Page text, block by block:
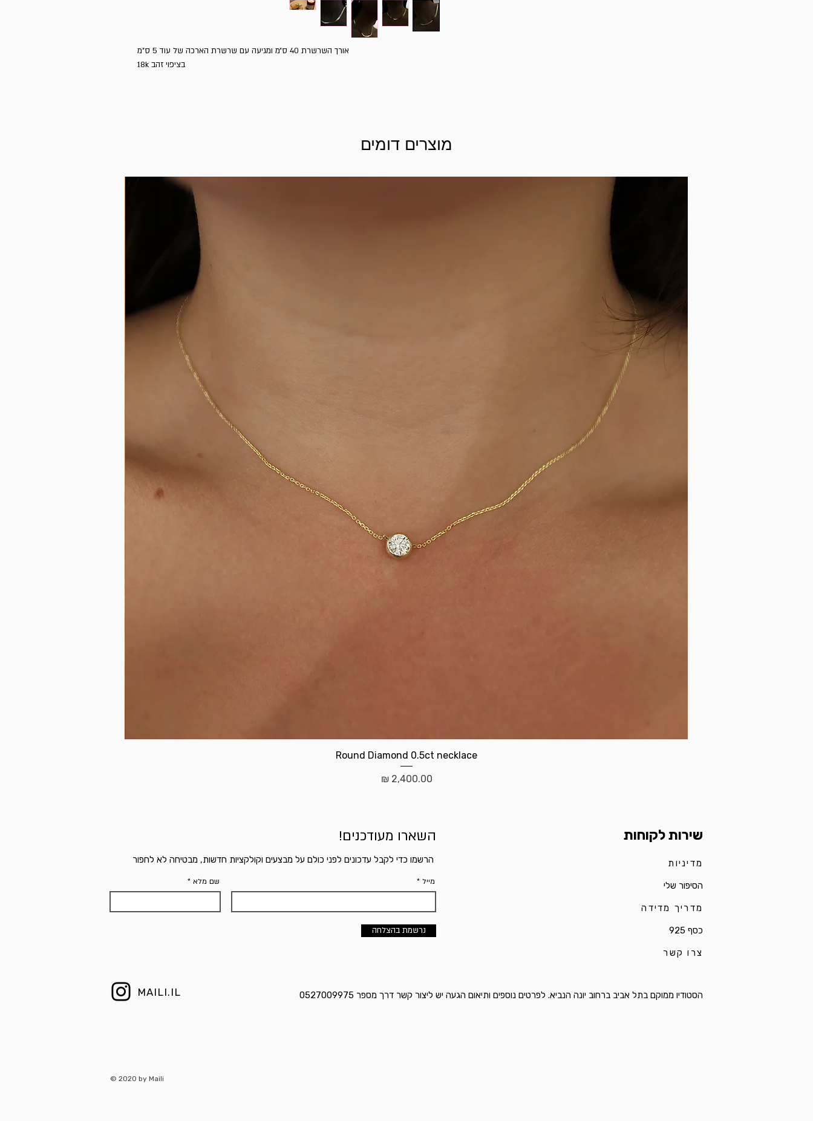
אורך השרשרת 40 ס״מ ומגיעה עם שרשרת הארכה של עוד 5 ס"מ
בציפוי זהב 18k
מוצרים דומים
תצוגה מהירה
Round Diamond 0.5ct necklace
מחיר
השארו מעודכנים!
הרשמו כדי לקבל עדכונים לפני כולם על מבצעים וקולקציות חדשות, מבטיחה לא לחפור
שם מלא מייל
נרשמת בהצלחה
שירות לקוחות
מדיניות
הסיפור שלי
מדריך מדידה
כסף 925
צרו קשר
MAILI.IL הסטודיו ממוקם בתל אביב ברחוב יונה הנביא. לפרטים נוספים ותיאום הגעה יש ליצור קשר דרך מספר 0527009975
© 2020 by Maili